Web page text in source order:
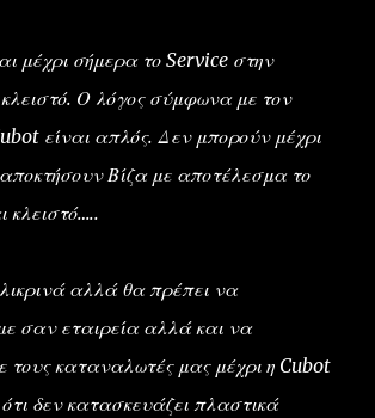
μέχρι σήμερα το Service στην
Ο λόγος σύμφωνα με τον
είναι απλός. Δεν μπορούν μέχρι
Βίζα με αποτέλεσμα το
κλειστό…..
αλλά θα πρέπει να
σαν εταιρεία αλλά και να
τους καταναλωτές μας μέχρι η Cubot
δεν κατασκευάζει πλαστικά